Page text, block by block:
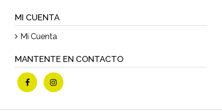
MI CUENTA
Mi Cuenta
MANTENTE EN CONTACTO